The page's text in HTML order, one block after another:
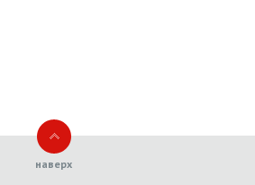
наверх